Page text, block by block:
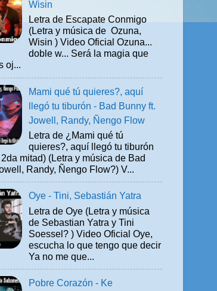
Wisin
Letra de Escapate Conmigo
(Letra y música de Ozuna,
Wisin ) Video Oficial Ozuna...
doble w... Será la magia que
oj...
Mami qué tú quieres?, aquí
llegó tu tiburón - Bad Bunny ft.
Jowell, Randy, Ñengo Flow
Letra de ¿Mami qué tú
quieres?, aquí llegó tu tiburón
mitad) (Letra y música de Bad
Randy, Ñengo Flow?) V...
Oye - Tini, Sebastián Yatra
Letra de Oye (Letra y música
de Sebastian Yatra y Tini
Soessel? ) Video Oficial Oye,
escucha lo que tengo que decir
Ya no me que...
Pobre Corazón - Ke